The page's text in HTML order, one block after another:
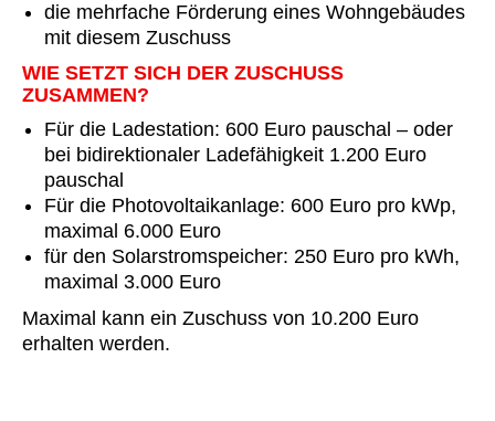
die mehrfache Förderung eines Wohngebäudes
mit diesem Zuschuss
WIE SETZT SICH DER ZUSCHUSS
ZUSAMMEN?
Für die Ladestation: 600 Euro pauschal – oder
bei bidirektionaler Ladefähigkeit 1.200 Euro
pauschal
Für die Photovoltaikanlage: 600 Euro pro kWp,
maximal 6.000 Euro
für den Solarstromspeicher: 250 Euro pro kWh,
maximal 3.000 Euro
Maximal kann ein Zuschuss von 10.200 Euro
erhalten werden.